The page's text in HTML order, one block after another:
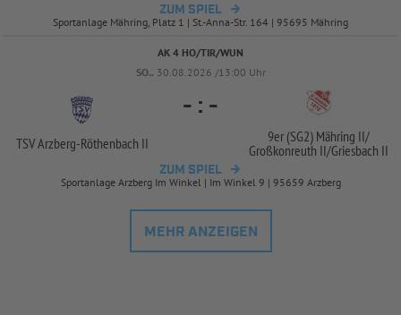
ZUM SPIEL
Sportanlage Mähring, Platz 1 | St.-Anna-Str. 164 | 95695 Mähring
AK 4 HO/TIR/WUN
SO.. 30.08.2026 /13:00 Uhr
TSV Arzberg-Röthenbach II
- : -
9er (SG2) Mähring II/
Großkonreuth II/Griesbach II
ZUM SPIEL
Sportanlage Arzberg Im Winkel | Im Winkel 9 | 95659 Arzberg
MEHR ANZEIGEN